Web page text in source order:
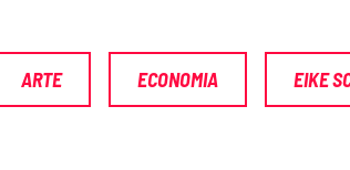
ARTE ECONOMIA EIKE